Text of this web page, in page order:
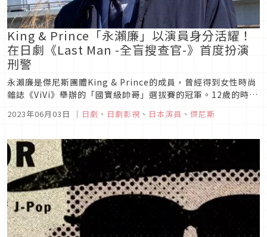
King & Prince「永瀨廉」以演員身分活耀！
在日劇《Last Man -全盲搜查官-》首度扮演
刑警
永瀨廉是傑尼斯團體King & Prince的成員，曾經得到女性時尚
雜誌《ViVi》舉辦的「國寶級帥哥」選拔賽的冠軍。12歲的時
利被錄取。2018年5月23日，King & Prince發行單曲《灰姑娘
2023年06月03日 ｜ 日劇 、 日劇影視 、 日本演員 、 傑尼斯